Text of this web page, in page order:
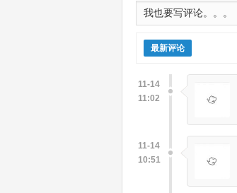
最新评论
11-14
11:02
11-14
10:51